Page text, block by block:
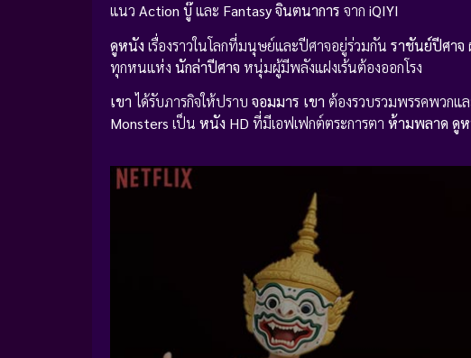
แนว Action บู๊และ Fantasy จินตนาการ จาก iQIYI
ดูหนัง เรื่องราวในโลกที่มนุษย์และปีศาจอยู่ร่วมกัน ราชันย์ปีศาจ
ทุกหนแห่ง นักล่าปีศาจ หนุ่มผู้มีพลังแฝงเร้นต้องออกโรง
เขาได้รับภารกิจให้ปราบ จอมมาร เขา ต้องรวบรวมพรรคพวกแ
Monsters เป็น หนัง HD ที่มีเอฟเฟกต์ตระการตา ห้ามพลาด ดู